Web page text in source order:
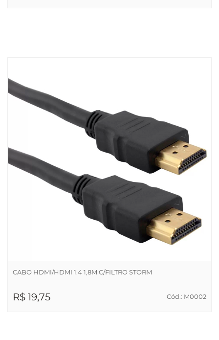
CABO HDMI/HDMI 1.4 1,8M C/FILTRO STORM
R$ 19,75 Cód.: M0002